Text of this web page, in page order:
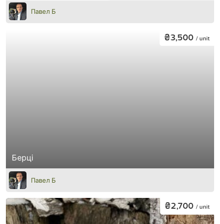
Павел Б
Берці
₴3,500 / unit
Павел Б
₴2,700 / unit